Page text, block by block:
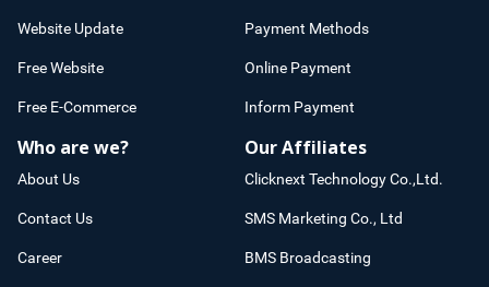
Website Update
Free Website
Free E-Commerce
Payment Methods
Online Payment
Inform Payment
Who are we?
About Us
Contact Us
Career
Our Affiliates
Clicknext Technology Co.,Ltd.
SMS Marketing Co., Ltd
BMS Broadcasting